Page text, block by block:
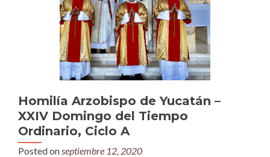
Homilía Arzobispo de Yucatán –
XXIV Domingo del Tiempo
Ordinario, Ciclo A
Posted onseptiembre 12, 2020